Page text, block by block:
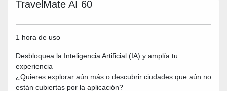
TravelMate AI 60
1 hora de uso
Desbloquea la Inteligencia Artificial (IA) y amplía tu
experiencia
¿Quieres explorar aún más o descubrir ciudades que aún no
están cubiertas por la aplicación?